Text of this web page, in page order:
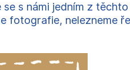
s námi jedním z
fotografie, nelezneme